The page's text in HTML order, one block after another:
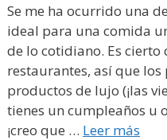
Se me ha ocurrido una
ideal para una comida
de lo cotidiano. Es cierto
restaurantes, así que
productos de lujo (¡las
tienes un cumpleaños u
¡creo que … Leer más